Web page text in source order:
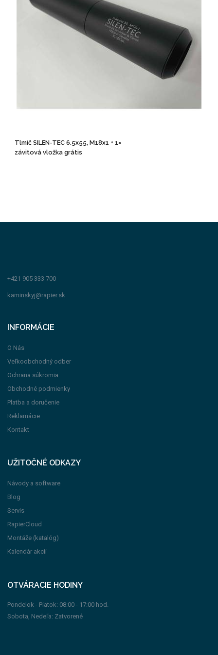
Tlmič SILEN-TEC 6.5x55, M18x1 + 1×
závitová vložka grátis
+421 905 333 700
kaminskyj@rapier.sk
INFORMÁCIE
O Nás
Veľkoobchodný odber
Ochrana súkromia
Obchodné podmienky
Platba a doručenie
Reklamácie
Kontakt
UŽITOČNÉ ODKAZY
Návody a software
Blog
Servis
RapierCloud
Montáže (katalóg)
Kalendár akcií
OTVÁRACIE HODINY
Pondelok - Piatok: 08:00 - 17:00 hod.
Sobota, Nedeľa: Zatvorené